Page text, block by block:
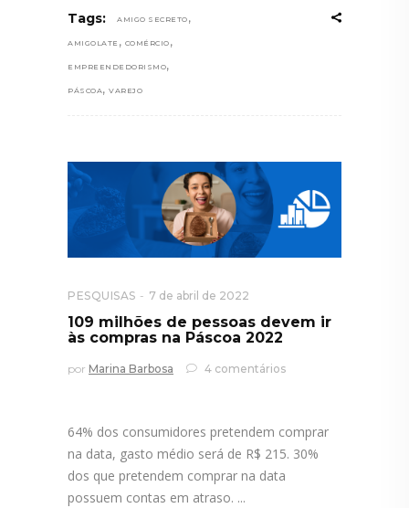
Tags: AMIGO SECRETO ,
AMIGOLATE , COMÉRCIO ,
EMPREENDEDORISMO,
PÁSCOA , VAREJO
PESQUISAS 7 de abril de 2022
109 milhões de pessoas devem ir
às compras na Páscoa 2022
por Marina Barbosa 4 comentários
64% dos consumidores pretendem comprar
na data, gasto médio será de R$ 215. 30%
dos que pretendem comprar na data
possuem contas em atraso.